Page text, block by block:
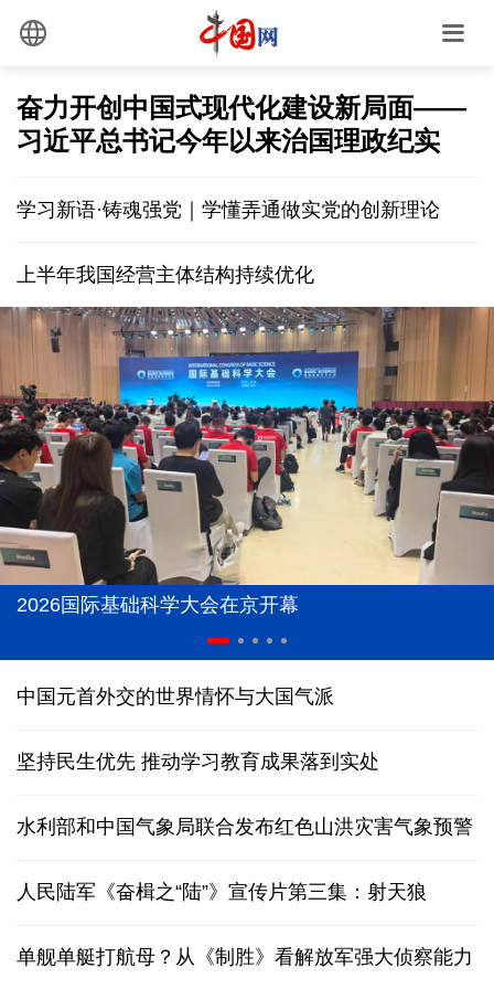
奋力开创中国式现代化建设新局面——
习近平总书记今年以来治国理政纪实
学习新语·铸魂强党｜学懂弄通做实党的创新理论
上半年我国经营主体结构持续优化
2026国际基础科学大会在京开幕
中国元首外交的世界情怀与大国气派
坚持民生优先 推动学习教育成果落到实处
水利部和中国气象局联合发布红色山洪灾害气象预警
人民陆军《奋楫之“陆”》宣传片第三集：射天狼
单舰单艇打航母？从《制胜》看解放军强大侦察能力